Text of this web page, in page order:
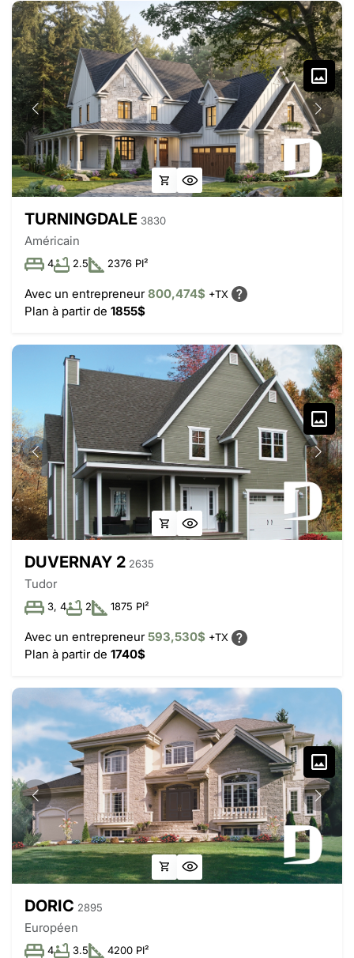
TURNINGDALE 3830
Américain
4 2.5 2376 PI²
Avec un entrepreneur800,474$ +TX
Plan à partir de 1855$
DUVERNAY 2 2635
Tudor
3, 4 2 1875 PI²
Avec un entrepreneur593,530$ +TX
Plan à partir de 1740$
DORIC 2895
Européen
4 3.5 4200 PI²